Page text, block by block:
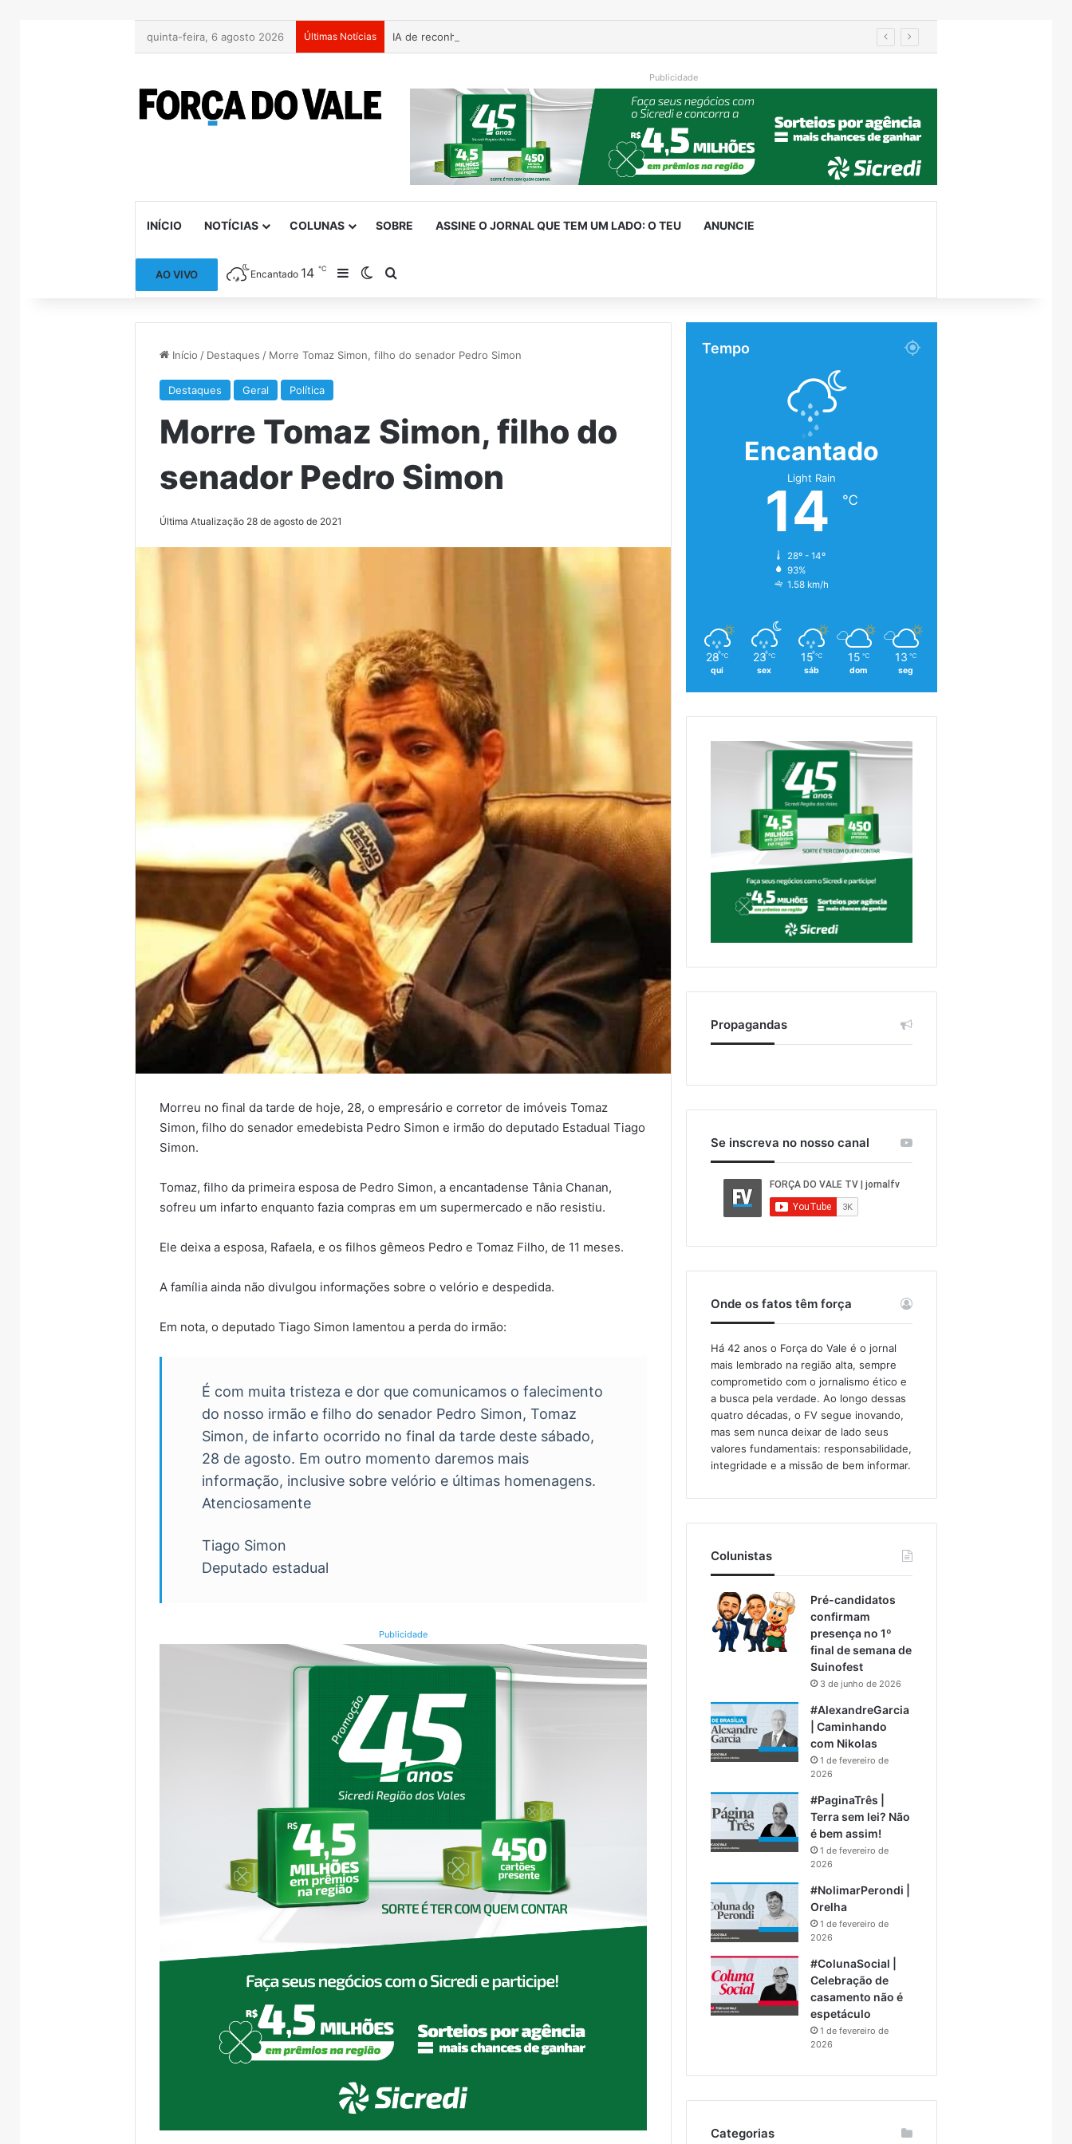
quinta-feira, 6 agosto 2026 Últimas Notícias
Publicidade
INÍCIO NOTÍCIAS COLUNAS SOBRE ASSINE O JORNAL QUE TEM UM LADO: O TEU ANUNCIE
AO VIVO Encantado 14℃ Barra Lateral
Switch skin
Início / Destaques / Morre Tomaz Simon, filho do senador Pedro Simon
Destaques Geral Política
Morre Tomaz Simon, filho do
senador Pedro Simon
Última Atualização 28 de agosto de 2021
Morreu no final da tarde de hoje, 28, o empresário e corretor de imóveis Tomaz
Simon, filho do senador emedebista Pedro Simon e irmão do deputado Estadual Tiago
Simon.
Tomaz, filho da primeira esposa de Pedro Simon, a encantadense Tânia Chanan,
sofreu um infarto enquanto fazia compras em um supermercado e não resistiu.
Ele deixa a esposa, Rafaela, e os filhos gêmeos Pedro e Tomaz Filho, de 11 meses.
A família ainda não divulgou informações sobre o velório e despedida.
Em nota, o deputado Tiago Simon lamentou a perda do irmão:
É com muita tristeza e dor que comunicamos o falecimento
do nosso irmão e filho do senador Pedro Simon, Tomaz
Simon, de infarto ocorrido no final da tarde deste sábado,
28 de agosto. Em outro momento daremos mais
informação, inclusive sobre velório e últimas homenagens.
Atenciosamente
Tiago Simon
Deputado estadual
Publicidade
Tempo
Encantado
Light Rain
14 ℃
28º - 14º
93%
1.58 km/h
28 ℃
qui
23 ℃
sex
15 ℃
sáb
15 ℃
dom
13 ℃
seg
Propagandas
Se inscreva no nosso canal
Onde os fatos têm força
Há 42 anos o Força do Vale é o jornal
mais lembrado na região alta, sempre
comprometido com o jornalismo ético e
a busca pela verdade. Ao longo dessas
quatro décadas, o FV segue inovando,
mas sem nunca deixar de lado seus
valores fundamentais: responsabilidade,
integridade e a missão de bem informar.​
Colunistas
Pré-candidatos
confirmam
presença no 1º
final de semana de
Suinofest
3 de junho de 2026
#AlexandreGarcia
| Caminhando
com Nikolas
1 de fevereiro de
2026
#PaginaTrês |
Terra sem lei? Não
é bem assim!
1 de fevereiro de
2026
#NolimarPerondi |
Orelha
1 de fevereiro de
2026
#ColunaSocial |
Celebração de
casamento não é
espetáculo
1 de fevereiro de
2026
Categorias